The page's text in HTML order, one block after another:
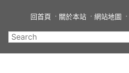
回首頁 關於本站 網站地圖